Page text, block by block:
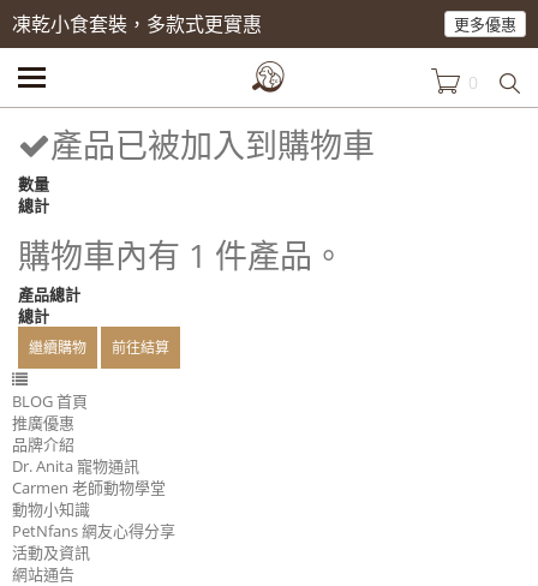
凍乾小食套裝，多款式更實惠 更多優惠
0
產品已被加入到購物車
數量
總計
購物車內有 1 件產品。
產品總計
總計
繼續購物 前往結算
BLOG 首頁
推廣優惠
品牌介紹
Dr. Anita 寵物通訊
Carmen 老師動物學堂
動物小知識
PetNfans 網友心得分享
活動及資訊
網站通告